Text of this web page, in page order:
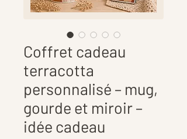
Coffret cadeau
terracotta
personnalisé – mug,
gourde et miroir –
idée cadeau